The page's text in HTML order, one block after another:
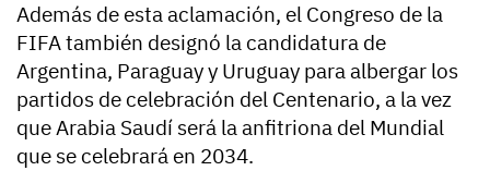
Además de esta aclamación, el Congreso de la
FIFA también designó la candidatura de
Argentina, Paraguay y Uruguay para albergar los
partidos de celebración del Centenario, a la vez
que Arabia Saudí será la anfitriona del Mundial
que se celebrará en 2034.